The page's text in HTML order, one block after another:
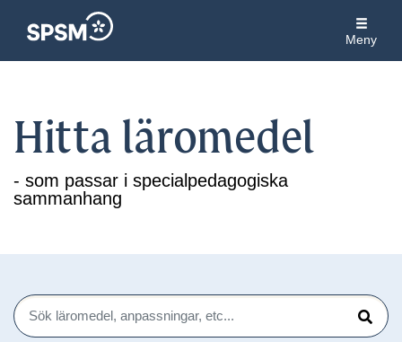
Meny
Hitta läromedel
- som passar i specialpedagogiska
sammanhang
Sök
Sök